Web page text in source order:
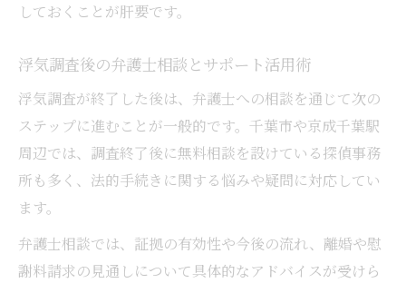
しておくことが肝要です。
浮気調査後の弁護士相談とサポート活用術
浮気調査が終了した後は、弁護士への相談を通じて次の
ステップに進むことが一般的です。千葉市や京成千葉駅
周辺では、調査終了後に無料相談を設けている探偵事務
所も多く、法的手続きに関する悩みや疑問に対応してい
ます。
弁護士相談では、証拠の有効性や今後の流れ、離婚や慰
謝料請求の見通しについて具体的なアドバイスが受けら